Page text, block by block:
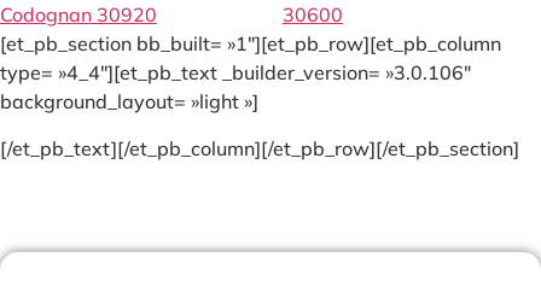
Codognan 30920
30600
[et_pb_section bb_built= »1″][et_pb_row][et_pb_column
type= »4_4″][et_pb_text _builder_version= »3.0.106″
background_layout= »light »]
[/et_pb_text][/et_pb_column][/et_pb_row][/et_pb_section]